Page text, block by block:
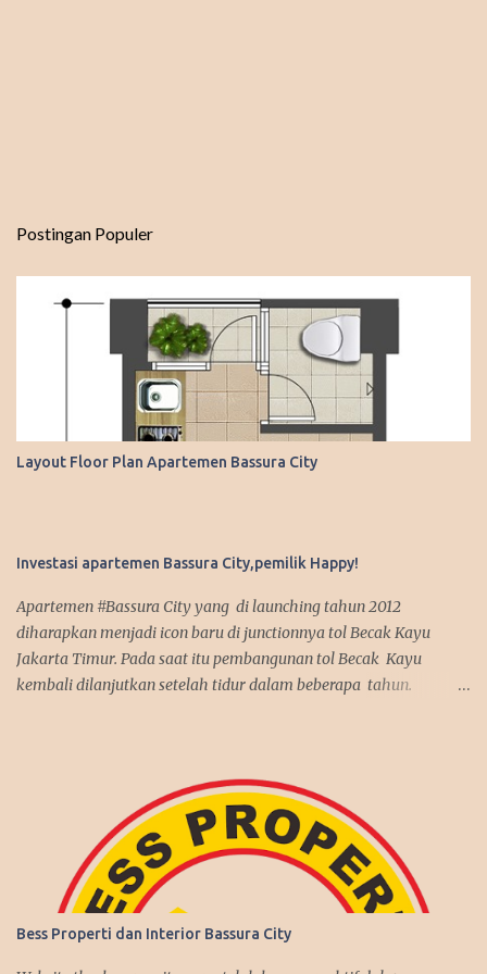
Postingan Populer
Layout Floor Plan Apartemen Bassura City
Investasi apartemen Bassura City,pemilik Happy!
Apartemen #Bassura City yang di launching tahun 2012
diharapkan menjadi icon baru di junctionnya tol Becak Kayu
Jakarta Timur. Pada saat itu pembangunan tol Becak Kayu
kembali dilanjutkan setelah tidur dalam beberapa tahun.
penjualan apartemen Bassura City nyaris terjual habis dalam
jangka waktu 2 tahun, suatu rekor yang fantastis seperti
penjualan apartemen Kalibata City yang sebelumnya juga
dibangun oleh Synthesis Development join APG. Kenyataan itu
benar-benar terjadi, investasi di Bassura City melebihi ekspektasi
pembeli. Harga jual di second market memberikan capital gain
yang menguntungkan. Disamping itu, tingkat hunian juga cukup
Bess Properti dan Interior Bassura City